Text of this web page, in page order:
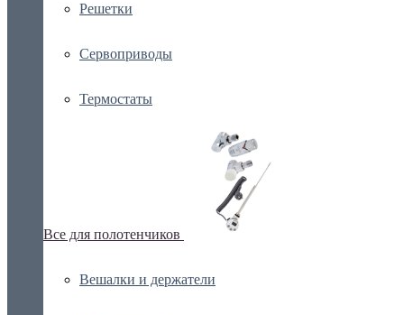
Решетки
Сервоприводы
Термостаты
Все для полотенчиков
Вешалки и держатели